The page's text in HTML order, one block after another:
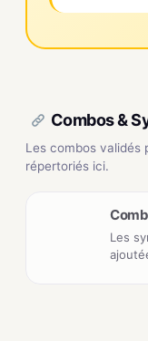
Combos &
Les combos validés
répertoriés ici.
Les